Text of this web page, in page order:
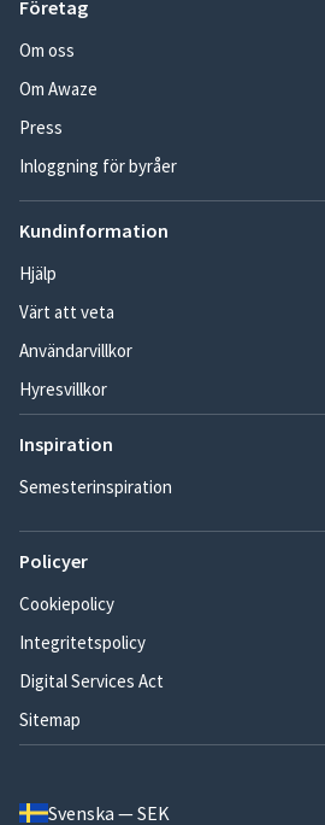
Företag
Om oss
Om Awaze
Press
Inloggning för byråer
Kundinformation
Hjälp
Värt att veta
Användarvillkor
Hyresvillkor
Inspiration
Semesterinspiration
Policyer
Cookiepolicy
Integritetspolicy
Digital Services Act
Sitemap
Svenska — SEK